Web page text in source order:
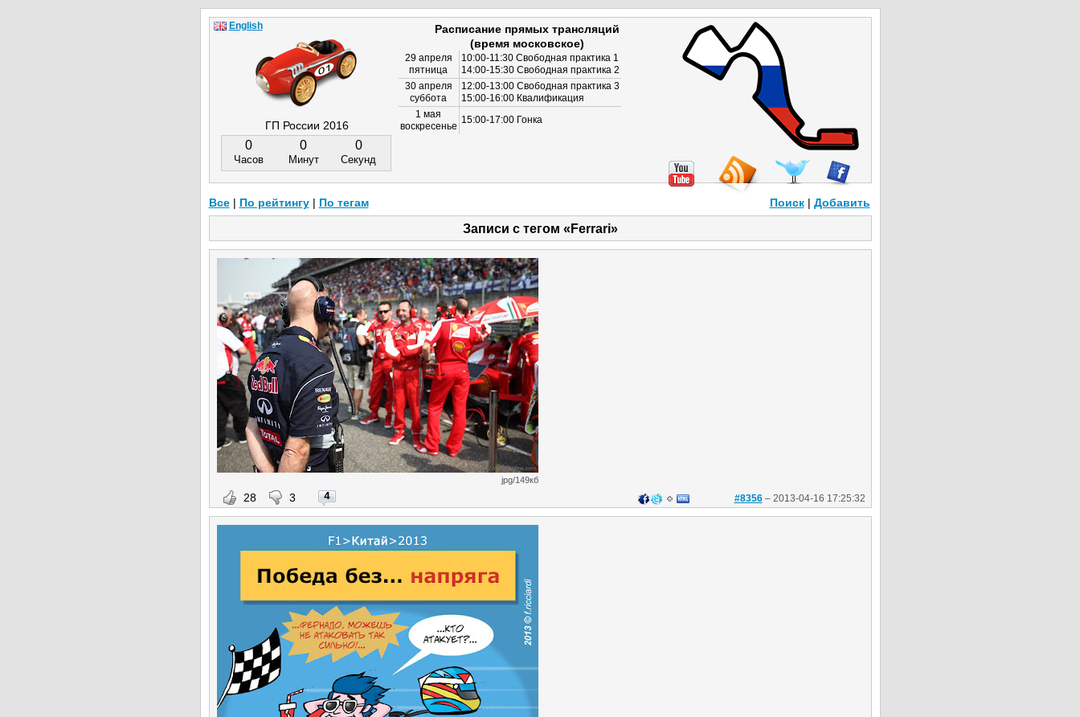
Записи с тегом «Ferrari»
jpg/149кб
#8356– 2013-04-16 17:25:32
28 3 4
ГП России 2016
0
Часов
0
Минут
0
Секунд
Расписание прямых трансляций
(время московское)
29 апреля
пятница
10:00-11:30 Свободная практика 1
14:00-15:30 Свободная практика 2
30 апреля
суббота
12:00-13:00 Свободная практика 3
15:00-16:00 Квалификация
1 мая
воскресенье
15:00-17:00 Гонка
English
Все| По рейтингу| По тегам Добавить
Поиск|